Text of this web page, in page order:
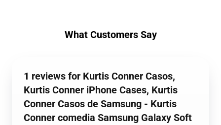
What Customers Say
1 reviews for Kurtis Conner Casos,
Kurtis Conner iPhone Cases, Kurtis
Conner Casos de Samsung - Kurtis
Conner comedia Samsung Galaxy Soft